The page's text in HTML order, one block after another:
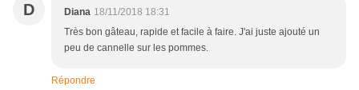
D Diana 18/11/2018 18:31
Très bon gâteau, rapide et facile à faire. J'ai juste ajouté un
peu de cannelle sur les pommes.
Répondre